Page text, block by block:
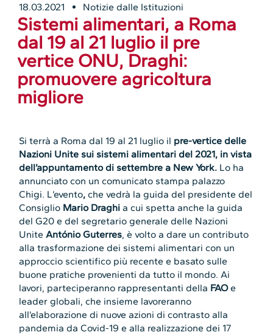
18.03.2021 Notizie dalle Istituzioni
Sistemi alimentari, a Roma
dal 19 al 21 luglio il pre
vertice ONU, Draghi:
promuovere agricoltura
migliore
Si terrà a Roma dal 19 al 21 luglio il pre-vertice delle
Nazioni Unite sui sistemi alimentari del 2021, in vista
dell’appuntamento di settembre a New York. Lo ha
annunciato con un comunicato stampa palazzo
Chigi. L’evento,che vedrà la guida del presidente del
Consiglio Mario Draghi a cui spetta anche la guida
del G20 e del segretario generale delle Nazioni
UniteAntónio Guterres, è volto a dare un contributo
alla trasformazione dei sistemi alimentari con un
approccio scientifico più recente e basato sulle
buone pratiche provenienti da tutto il mondo. Ai
lavori, parteciperanno rappresentanti della FAOe
leader globali, che insieme lavoreranno
all’elaborazione di nuove azioni di contrasto alla
pandemia da Covid-19 e alla realizzazione dei 17